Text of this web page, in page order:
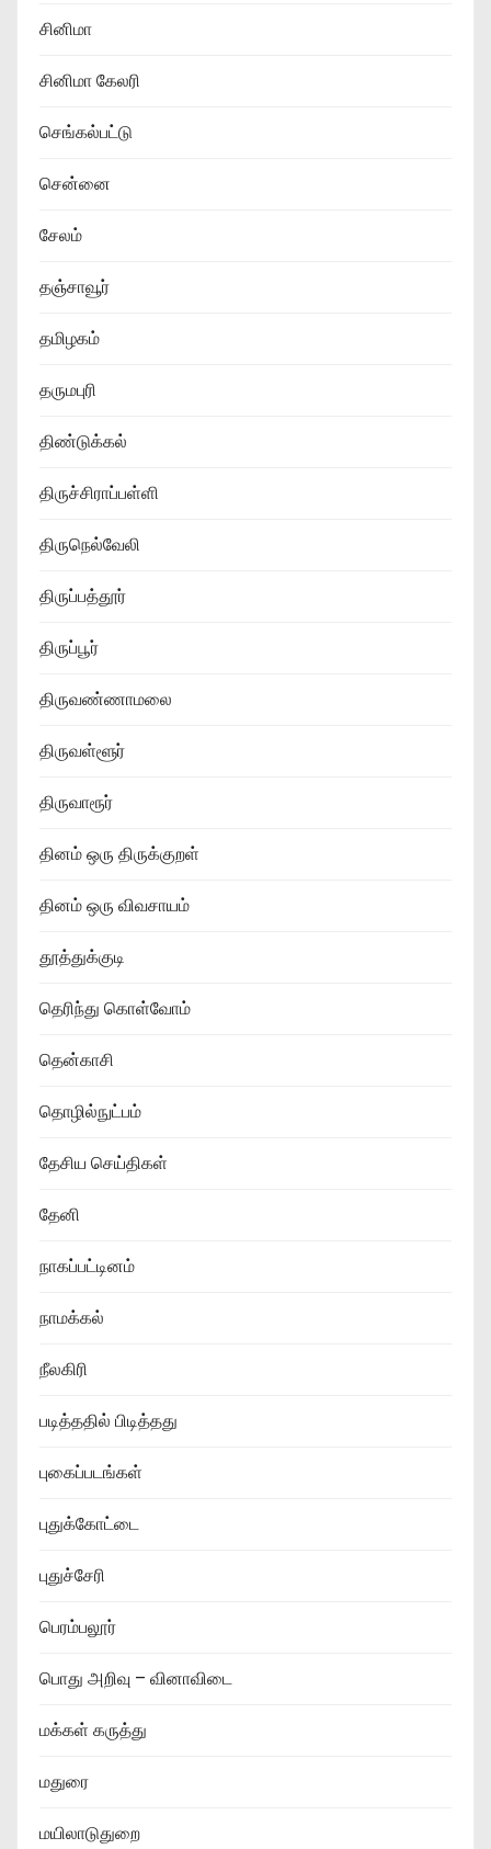
சினிமா
சினிமா கேலரி
செங்கல்பட்டு
சென்னை
சேலம்
தஞ்சாவூர்
தமிழகம்
தருமபுரி
திண்டுக்கல்
திருச்சிராப்பள்ளி
திருநெல்வேலி
திருப்பத்தூர்
திருப்பூர்
திருவண்ணாமலை
திருவள்ளூர்
திருவாரூர்
தினம் ஒரு திருக்குறள்
தினம் ஒரு விவசாயம்
தூத்துக்குடி
தெரிந்து கொள்வோம்
தென்காசி
தொழில்நுட்பம்
தேசிய செய்திகள்
தேனி
நாகப்பட்டினம்
நாமக்கல்
நீலகிரி
படித்ததில் பிடித்தது
புகைப்படங்கள்
புதுக்கோட்டை
புதுச்சேரி
பெரம்பலூர்
பொது அறிவு – வினாவிடை
மக்கள் கருத்து
மதுரை
மயிலாடுதுறை